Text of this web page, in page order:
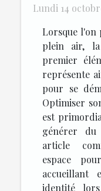
Lundi 14
Lorsque l'on
plein air,
premier
représente
pour se
Optimiser
est
générer du
article
espace
identité lors